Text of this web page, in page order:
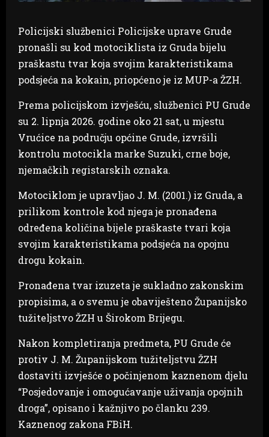
Policijski službenici Policijske uprave Grude
pronašli su kod motociklista iz Gruda bijelu
praškastu tvar koja svojim karakteristikama
podsjeća na kokain, priopćeno je iz MUP-a ŽZH.
Prema policijskom izvješću, službenici PU Grude
su 2. lipnja 2026. godine oko 21 sat, u mjestu
Vrućice na području općine Grude, izvršili
kontrolu motocikla marke Suzuki, crne boje,
njemačkih registarskih oznaka.
Motociklom je upravljao J. M. (2001.) iz Gruda, a
prilikom kontrole kod njega je pronađena
određena količina bijele praškaste tvari koja
svojim karakteristikama podsjeća na opojnu
drogu kokain.
Pronađena tvar izuzeta je sukladno zakonskim
propisima, a o svemu je obaviješteno Županijsko
tužiteljstvo ŽZH u Širokom Brijegu.
Nakon kompletiranja predmeta, PU Grude će
protiv J. M. Županijskom tužiteljstvu ŽZH
dostaviti izvješće o počinjenom kaznenom djelu
“Posjedovanje i omogućavanje uživanja opojnih
droga”, opisano i kažnjivo po članku 239.
Kaznenog zakona FBiH.